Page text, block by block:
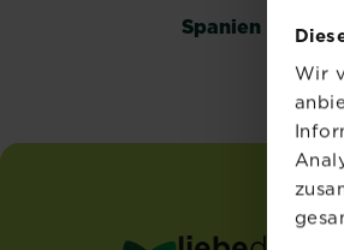
Wir
Spanien